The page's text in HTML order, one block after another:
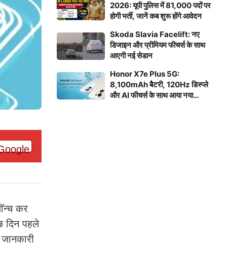
कर
दिन पहले
2026: यूपी पुलिस में 81,000 पदों पर
होगी भर्ती, जानें कब शुरू होंगे आवेदन
Skoda Slavia Facelift: नए
डिजाइन और प्रीमियम फीचर्स के साथ
आएगी नई सेडान
Honor X7e Plus 5G:
8,100mAh बैटरी, 120Hz डिस्प्ले
और AI फीचर्स के साथ आया नया